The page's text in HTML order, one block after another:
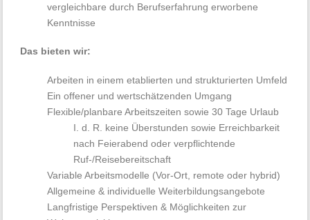
vergleichbare durch Berufserfahrung erworbene
Kenntnisse
Das bieten wir:
Arbeiten in einem etablierten und strukturierten Umfeld
Ein offener und wertschätzenden Umgang
Flexible/planbare Arbeitszeiten sowie 30 Tage Urlaub
I. d. R. keine Überstunden sowie Erreichbarkeit
nach Feierabend oder verpflichtende
Ruf-/Reisebereitschaft
Variable Arbeitsmodelle (Vor-Ort, remote oder hybrid)
Allgemeine & individuelle Weiterbildungsangebote
Langfristige Perspektiven & Möglichkeiten zur